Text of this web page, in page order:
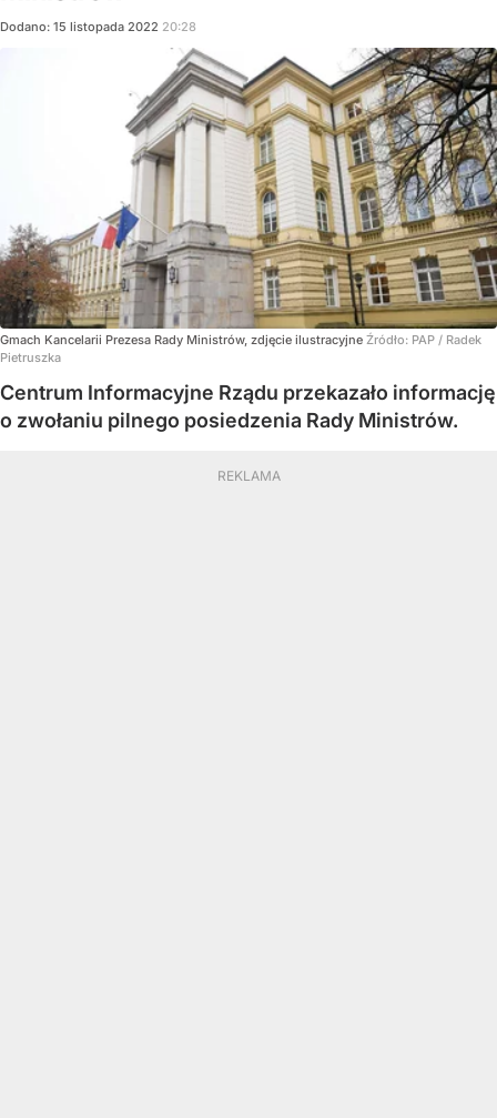
Dodano: 15 listopada 2022 20:28
Gmach Kancelarii Prezesa Rady Ministrów, zdjęcie ilustracyjne Źródło: PAP / Radek
Pietruszka
Centrum Informacyjne Rządu przekazało informację
o zwołaniu pilnego posiedzenia Rady Ministrów.